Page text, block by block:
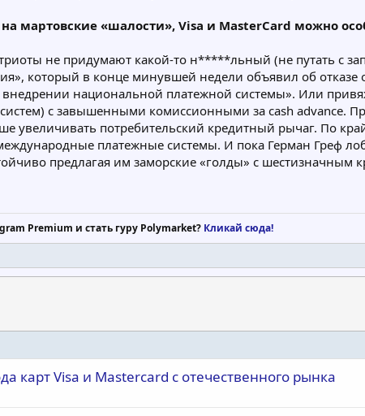
мартовские «шалости», Visa и MasterCard можно
не придумают какой-то н*****льный (не путать с
который в конце минувшей недели объявил об
внедрении национальной платежной системы». Или
с завышенными комиссионными за cash advance.
увеличивать потребительский кредитный рычаг. По
платежные системы. И пока Герман Греф
предлагая им заморские «голды» с шестизначным
Premium и стать гуру Polymarket? Кликай сюда!
карт Visa и Mastercard с отечественного рынка